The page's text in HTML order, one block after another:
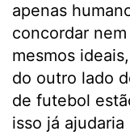
apenas
concordar
mesmos
do outro lado
de futebol
isso já